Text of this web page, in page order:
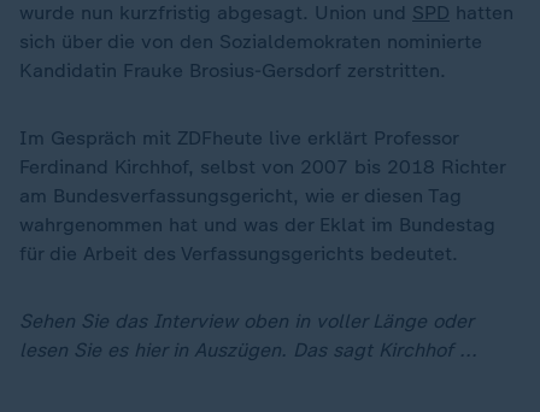
wurde nun kurzfristig abgesagt. Union und SPD hatten
sich über die von den Sozialdemokraten nominierte
Kandidatin Frauke Brosius-Gersdorf zerstritten.
Im Gespräch mit ZDFheute live erklärt Professor
Ferdinand Kirchhof, selbst von 2007 bis 2018 Richter
am Bundesverfassungsgericht, wie er diesen Tag
wahrgenommen hat und was der Eklat im Bundestag
für die Arbeit des Verfassungsgerichts bedeutet.
Sehen Sie das Interview oben in voller Länge oder
lesen Sie es hier in Auszügen. Das sagt Kirchhof ...